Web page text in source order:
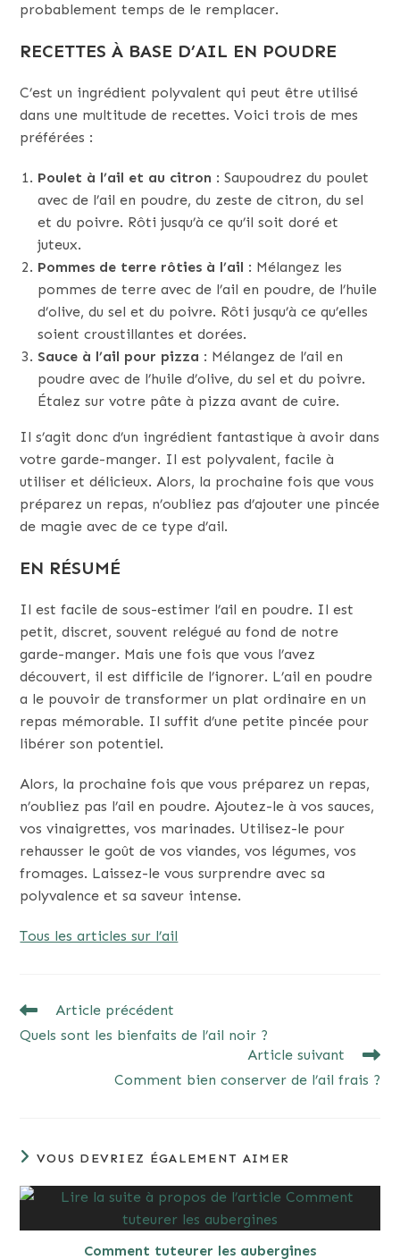
probablement temps de le remplacer.
RECETTES À BASE D’AIL EN POUDRE
C’est un ingrédient polyvalent qui peut être utilisé
dans une multitude de recettes. Voici trois de mes
préférées :
Poulet à l’ail et au citron : Saupoudrez du poulet
avec de l’ail en poudre, du zeste de citron, du sel
et du poivre. Rôti jusqu’à ce qu’il soit doré et
juteux.
Pommes de terre rôties à l’ail : Mélangez les
pommes de terre avec de l’ail en poudre, de l’huile
d’olive, du sel et du poivre. Rôti jusqu’à ce qu’elles
soient croustillantes et dorées.
Sauce à l’ail pour pizza : Mélangez de l’ail en
poudre avec de l’huile d’olive, du sel et du poivre.
Étalez sur votre pâte à pizza avant de cuire.
Il s’agit donc d’un ingrédient fantastique à avoir dans
votre garde-manger. Il est polyvalent, facile à
utiliser et délicieux. Alors, la prochaine fois que vous
préparez un repas, n’oubliez pas d’ajouter une pincée
de magie avec de ce type d’ail.
EN RÉSUMÉ
Il est facile de sous-estimer l’ail en poudre. Il est
petit, discret, souvent relégué au fond de notre
garde-manger. Mais une fois que vous l’avez
découvert, il est difficile de l’ignorer. L’ail en poudre
a le pouvoir de transformer un plat ordinaire en un
repas mémorable. Il suffit d’une petite pincée pour
libérer son potentiel.
Alors, la prochaine fois que vous préparez un repas,
n’oubliez pas l’ail en poudre. Ajoutez-le à vos sauces,
vos vinaigrettes, vos marinades. Utilisez-le pour
rehausser le goût de vos viandes, vos légumes, vos
fromages. Laissez-le vous surprendre avec sa
polyvalence et sa saveur intense.
Tous les articles sur l’ail
READ
ARTICLES
Article précédent
Quels sont les bienfaits de l’ail noir ?
Article suivant
Comment bien conserver de l’ail frais ?
VOUS DEVRIEZ ÉGALEMENT AIMER
Comment tuteurer les aubergines